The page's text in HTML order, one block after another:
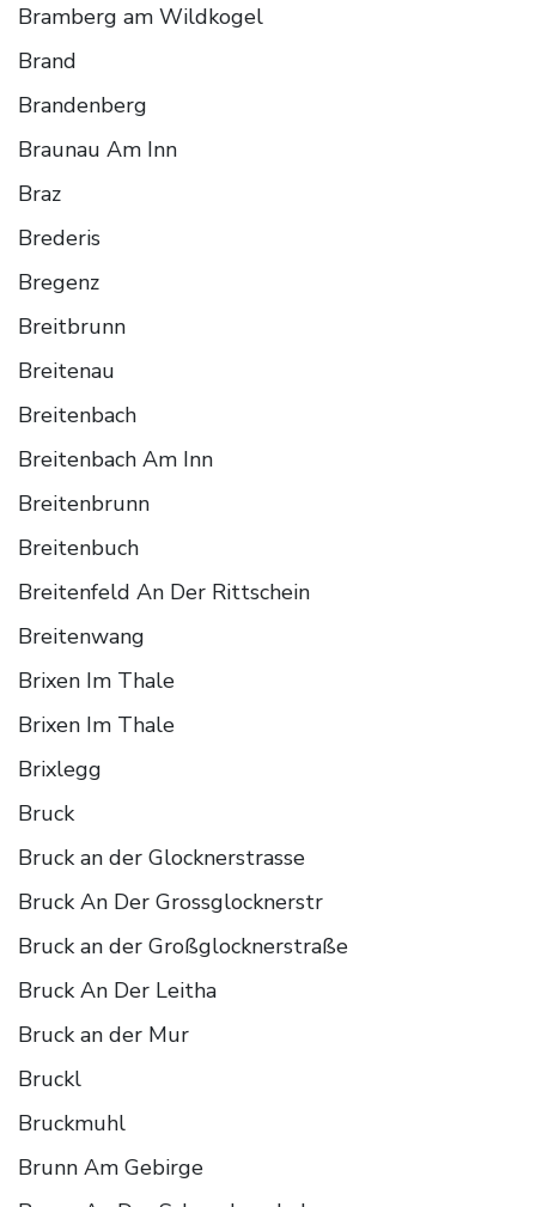
Bramberg am Wildkogel
Brand
Brandenberg
Braunau Am Inn
Braz
Brederis
Bregenz
Breitbrunn
Breitenau
Breitenbach
Breitenbach Am Inn
Breitenbrunn
Breitenbuch
Breitenfeld An Der Rittschein
Breitenwang
Brixen Im Thale
Brixen Im Thale
Brixlegg
Bruck
Bruck an der Glocknerstrasse
Bruck An Der Grossglocknerstr
Bruck an der Großglocknerstraße
Bruck An Der Leitha
Bruck an der Mur
Bruckl
Bruckmuhl
Brunn Am Gebirge